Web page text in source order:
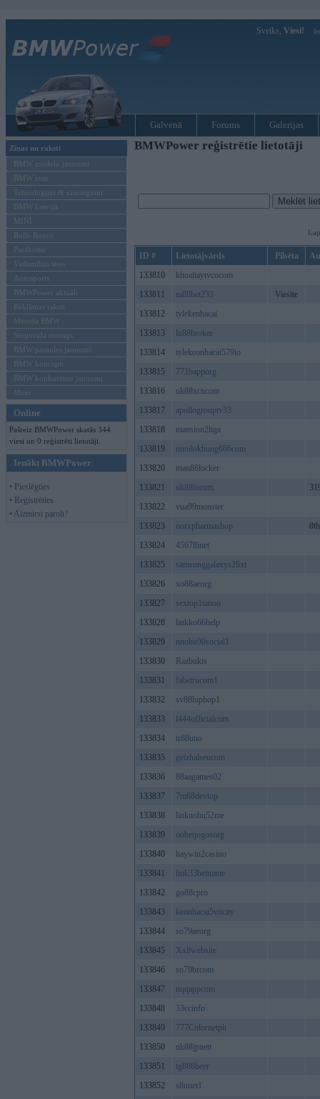
Sveiks, Viesi!
Galvenā Forums Galerijas
Ziņas un raksti
BMW modeļu jaunumi
BMW testi
Tehnoloģijas & sasniegumi
BMW Latvijā
MINI
Rolls-Royce
Pasākumi
Vadāmības tests
Autosports
BMWPower aktuāli
Reklāmas raksti
Mēneša BMW
Sērijveida tūnings
BMW pasaules jaunumi
BMW koncepti
BMW konkurentu jaunumi
Moto
Online
Pašreiz BMWPower skatās 344
viesi un 0 reģistrēti lietotāji.
Ienākt BMWPower
• Pieslēgties
• Reģistrēties
• Aizmirsi paroli?
BMWPower reģistrētie lietotāji
ID # Lietotājvārds Pilsēta
133810
khoaitaytvcocom
133811
m88bet233
Viesīte
133812
tylekenhacai
133813
lu88broker
133814
tylekeonhacai579io
133815
771bapporg
133816
uk88xcncom
133817
apollogrouptv33
133818
mansion2liga
133819
nuoilokhung666com
133820
man88locker
133821
uk88incom
133822
vua99monster
133823
norxpharmashop
133824
45678inet
133825
samsunggalaxys26xt
133826
xo88aeorg
133827
sextop1tattoo
133828
linkko66help
133829
nnohu90social1
133830
Razbukis
133831
fabetrucom1
133832
sv88hiphop1
133833
l444officialcom
133834
tr88uno
133835
geizhalseucom
133836
88aagames02
133837
7m68devtop
133838
linknohu52me
133839
oobetjogosorg
133840
haywin2casino
133841
link33betname
133842
go88cpro
133843
keonhacai5vncity
133844
so79aeorg
133845
Xx8website
133846
so79brcom
133847
ttqqappcom
133848
33ccinfo
133849
777Colornetph
133850
nk88jpnett
133851
tg888beer
133852
s8unet1